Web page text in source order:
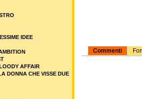
Commenti
IDEE
AFFAIR
DONNA CHE VISSE DUE